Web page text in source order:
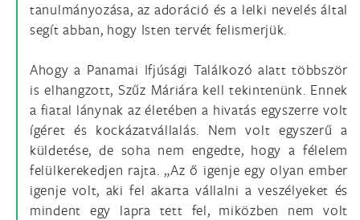
tanulmányozása, az adoráció és a lelki nevelés által
segít abban, hogy Isten tervét felismerjük.
Ahogy a Panamai Ifjúsági Találkozó alatt többször
is elhangzott, Szűz Máriára kell tekintenünk. Ennek
a fiatal lánynak az életében a hivatás egyszerre volt
ígéret és kockázatvállalás. Nem volt egyszerű a
küldetése, de soha nem engedte, hogy a félelem
felülkerekedjen rajta. „Az ő igenje egy olyan ember
igenje volt, aki fel akarta vállalni a veszélyeket és
mindent egy lapra tett fel, miközben nem volt